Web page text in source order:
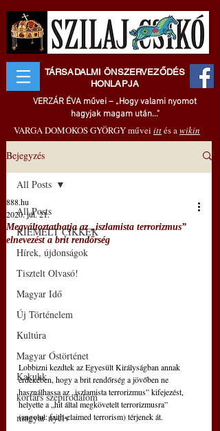
TÁRSADALMI ÖNSZERVEZŐDÉS
HONLAPJA
VERZÁR ÉVA művei – „Hogy valami nyomot
hagyjak magam után..."
VARGA DOMOKOS GYÖRGY művei ittés awikin
Bejegyzés
All Posts
KIEMELT CIKKEK
Hírek, újdonságok
Tisztelt Olvasó!
Magyar Idő
Új Történelem
Kultúra
Magyar Őstörténet
Kakukk
kortárs szépirodalom
magyar nyelv
All Posts
Megváltoztathatja az „iszlamista terrorizmus”
elnevezést a brit rendőrség
888.hu
2020. júl. 21.
Lobbizni kezdtek az Egyesült Királyságban annak
érdekében, hogy a brit rendőrség a jövőben ne
használhassa az „iszlamista terrorizmus” kifejezést,
helyette a „hit által megkövetelt terrorizmusra”
(angolul: faith-claimed terrorism) térjenek át.